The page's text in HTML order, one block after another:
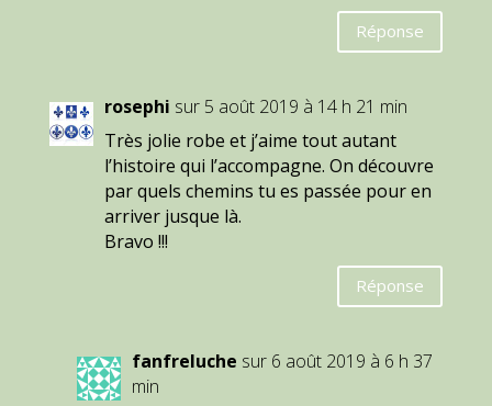
Réponse
rosephi sur 5 août 2019 à 14 h 21 min
Très jolie robe et j’aime tout autant
l’histoire qui l’accompagne. On découvre
par quels chemins tu es passée pour en
arriver jusque là.
Bravo !!!
Réponse
fanfreluche sur 6 août 2019 à 6 h 37
min